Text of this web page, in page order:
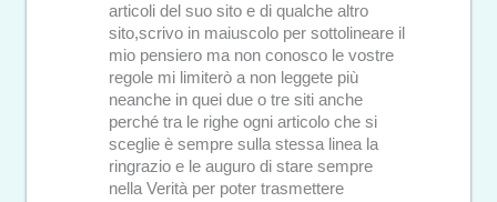
articoli del suo sito e di qualche altro
sito,scrivo in maiuscolo per sottolineare il
mio pensiero ma non conosco le vostre
regole mi limiterò a non leggete più
neanche in quei due o tre siti anche
perché tra le righe ogni articolo che si
sceglie è sempre sulla stessa linea la
ringrazio e le auguro di stare sempre
nella Verità per poter trasmettere